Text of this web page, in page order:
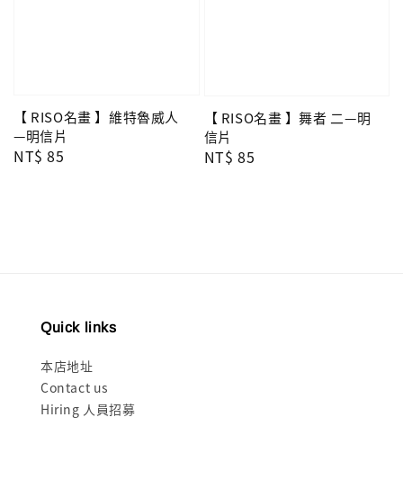
【 RISO名畫 】維特魯威人
—明信片
Regular
NT$ 85
【 RISO名畫 】舞者 二—明
信片
Regular
NT$ 85
Quick links
本店地址
Contact us
Hiring 人員招募